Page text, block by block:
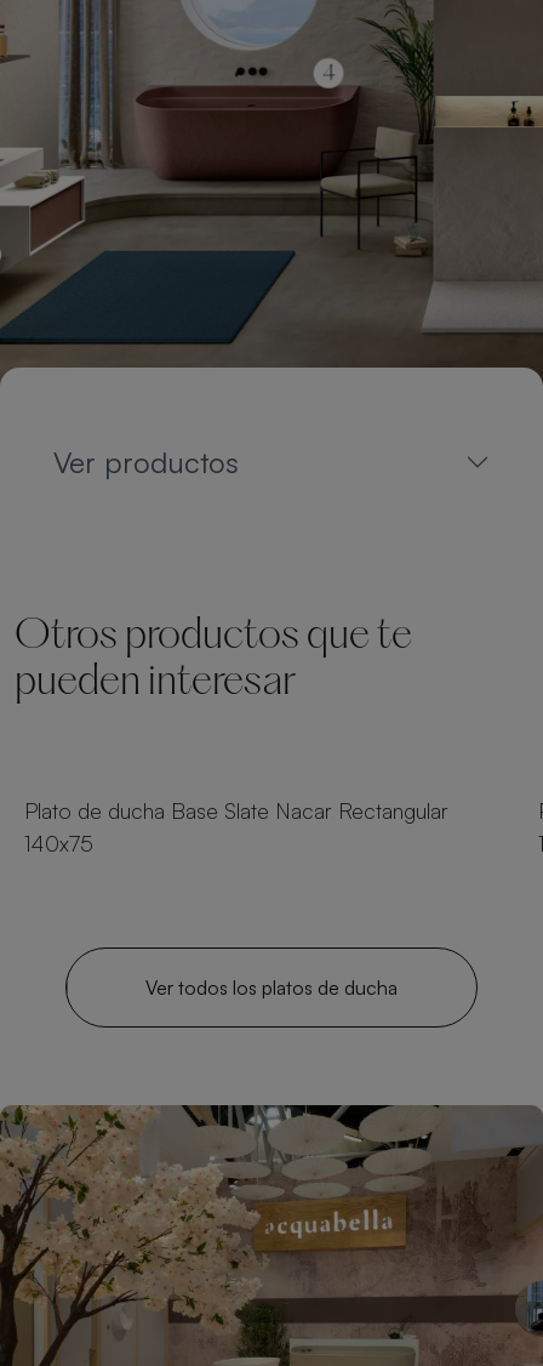
Ver productos
Otros productos que te
pueden interesar
Plato de ducha Base Slate Nacar Rectangular
140x75
Ver todos los platos de ducha